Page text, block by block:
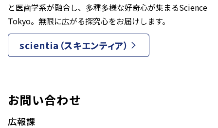
と医歯学系が融合し、多種多様な好奇心が集まるScience
Tokyo。無限に広がる探究心をお届けします。
scientia（スキエンティア）
お問い合わせ
広報課